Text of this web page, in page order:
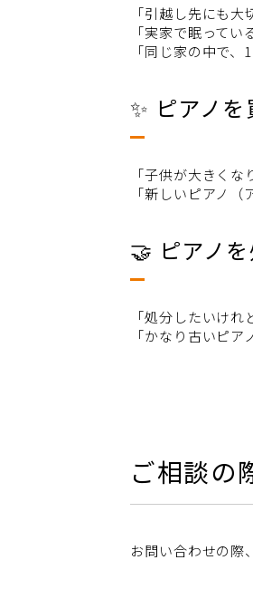
「引越し先にも大
「実家で眠って
「同じ家の中で
✨ ピアノ
「子供が大きく
「新しいピアノ
🤝 ピアノ
「処分したいけ
「かなり古いピ
ご相談の
お問い合わせの際